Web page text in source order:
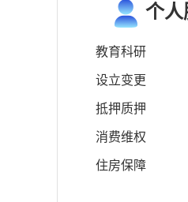
个人
教育科研
设立变更
抵押质押
消费维权
住房保障